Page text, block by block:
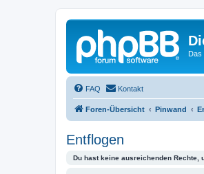
Das
FAQ Kontakt
Foren-Übersicht Pinwand
Entflogen
Du hast keine ausreichenden Rechte,